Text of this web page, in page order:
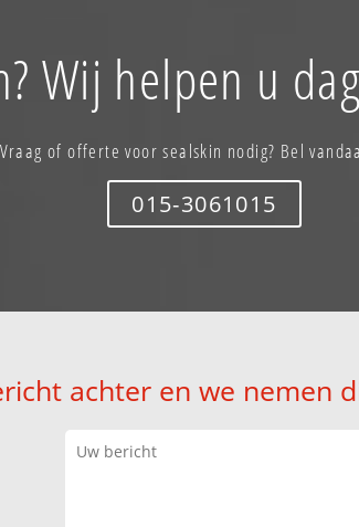
Wij helpen u
Vraag of offerte voor sealskin nodig? Bel
015-3061015
achter en we nemen